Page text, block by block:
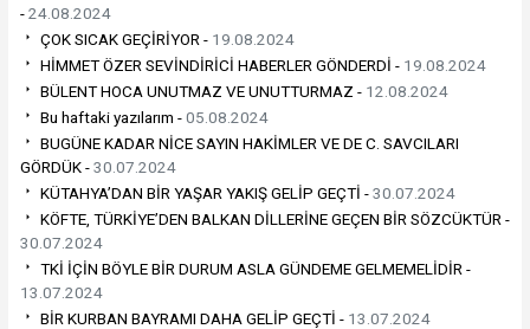
-24.08.2024
ÇOK SICAK GEÇİRİYOR - 19.08.2024
HİMMET ÖZER SEVİNDİRİCİ HABERLER GÖNDERDİ - 19.08.2024
BÜLENT HOCA UNUTMAZ VE UNUTTURMAZ - 12.08.2024
Bu haftaki yazılarım -05.08.2024
BUGÜNE KADAR NİCE SAYIN HAKİMLER VE DE C. SAVCILARI
GÖRDÜK -30.07.2024
KÜTAHYA’DAN BİR YAŞAR YAKIŞ GELİP GEÇTİ -30.07.2024
KÖFTE, TÜRKİYE’DEN BALKAN DİLLERİNE GEÇEN BİR SÖZCÜKTÜR -
30.07.2024
TKİ İÇİN BÖYLE BİR DURUM ASLA GÜNDEME GELMEMELİDİR -
13.07.2024
BİR KURBAN BAYRAMI DAHA GELİP GEÇTİ - 13.07.2024